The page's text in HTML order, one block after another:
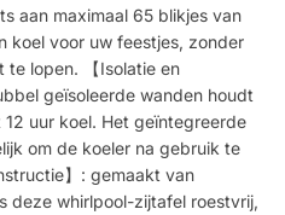
aan maximaal 65 blikjes van
koel voor uw feestjes, zonder
te lopen. 【Isolatie en
geïsoleerde wanden houdt
uur koel. Het geïntegreerde
om de koeler na gebruik te
】: gemaakt van
deze whirlpool-zijtafel roestvrij,